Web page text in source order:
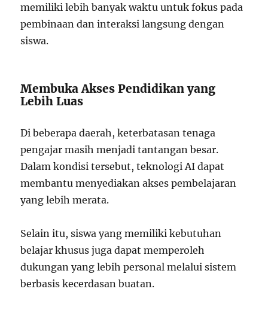
memiliki lebih banyak waktu untuk fokus pada
pembinaan dan interaksi langsung dengan
siswa.
Membuka Akses Pendidikan yang
Lebih Luas
Di beberapa daerah, keterbatasan tenaga
pengajar masih menjadi tantangan besar.
Dalam kondisi tersebut, teknologi AI dapat
membantu menyediakan akses pembelajaran
yang lebih merata.
Selain itu, siswa yang memiliki kebutuhan
belajar khusus juga dapat memperoleh
dukungan yang lebih personal melalui sistem
berbasis kecerdasan buatan.